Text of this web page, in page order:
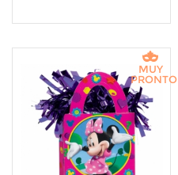
MUY
PRONTO